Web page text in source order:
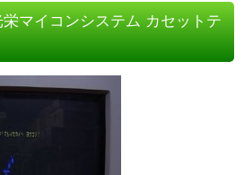
マイコンシステム カセットテ